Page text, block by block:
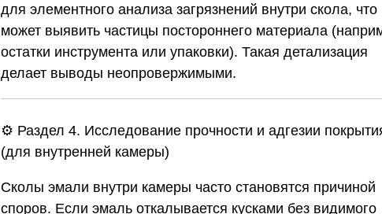
для элементного анализа загрязнений внутри скола, что
может выявить частицы постороннего материала
остатки инструмента или упаковки). Такая детализация
делает выводы неопровержимыми.
⚙️ Раздел 4. Исследование прочности и адгезии
(для внутренней камеры)
Сколы эмали внутри камеры часто становятся причиной
споров. Если эмаль откалывается кусками без видимого